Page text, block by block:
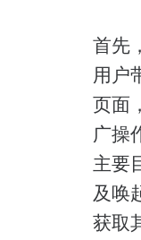
首先
用户
页面
广操
主要
及唤
获取